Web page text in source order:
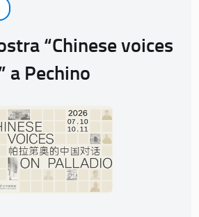
“Chinese voices
a Pechino